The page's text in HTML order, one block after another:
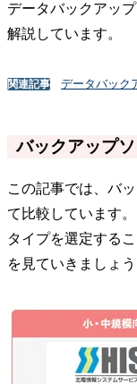
データバックアッ
解説しています。
関連記事 データバック
バックアップ
この記事では、バ
て比較しています
タイプを選定する
を見ていきましょう